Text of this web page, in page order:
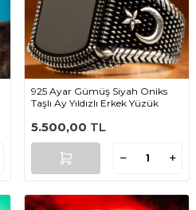
925 Ayar Gümüş Siyah Oniks
Taşlı Ay Yıldızlı Erkek Yüzük
5.500,00 TL